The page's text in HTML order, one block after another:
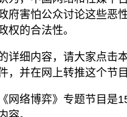
府害怕公众讨论这些恶
权的合法性。
详细内容，请大家点击
，并在网上转推这个节
网络博弈》专题节目是